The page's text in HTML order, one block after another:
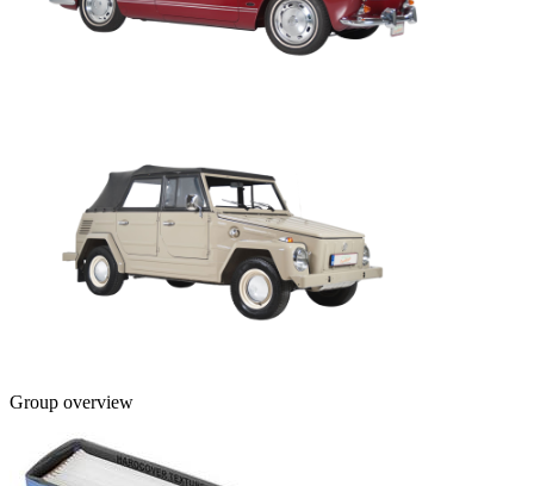
Group overview